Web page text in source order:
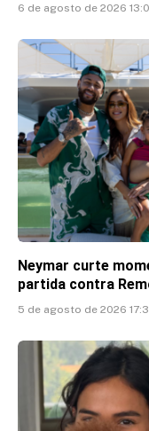
6 de agosto de 2026
Neymar curte
partida contra
5 de agosto de 2026